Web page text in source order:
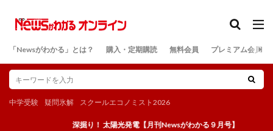
「Newsがわかる」とは？ 購入・定期購読 無料会員 プレミアム会員
中学受験 疑問氷解 スクールエコノミスト2026
深掘り！ 太陽光発電【月刊Newsがわかる９月号】
検索